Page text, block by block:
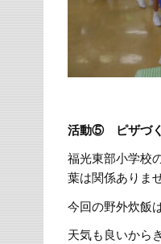
活動⑤ ピザづ
福光東部小学校
葉は関係ありま
今回の野外炊飯
天気も良いから